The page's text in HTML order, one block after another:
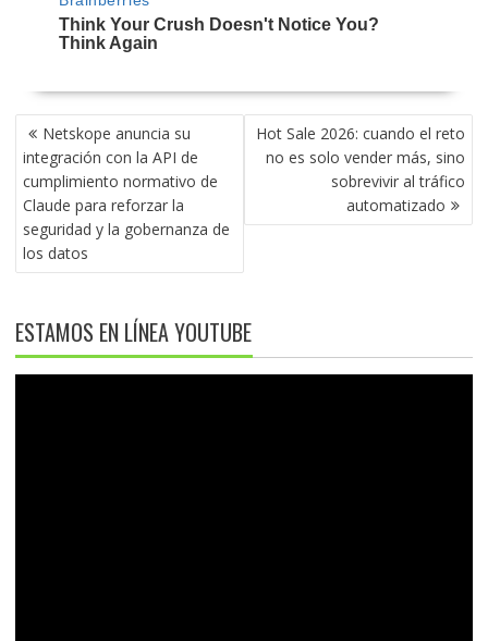
NAVEGACIÓN
DE
ENTRADAS
Netskope anuncia su
integración con la API de
cumplimiento normativo de
Claude para reforzar la
seguridad y la gobernanza de
los datos
Hot Sale 2026: cuando el reto
no es solo vender más, sino
sobrevivir al tráfico
automatizado
ESTAMOS EN LÍNEA YOUTUBE